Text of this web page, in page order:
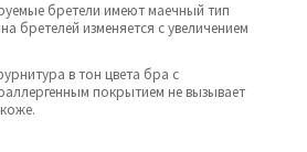
бретели имеют маечный тип
бретелей изменяется с увеличением
в тон цвета бра с
покрытием не вызывает